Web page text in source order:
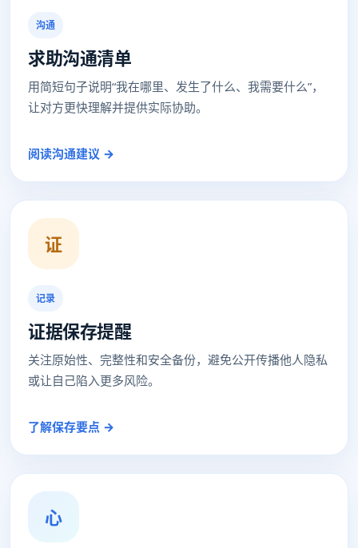
沟通
求助沟通清单
用简短句子说明“我在哪里、发生了什么、我需要什么”，
让对方更快理解并提供实际协助。
阅读沟通建议 →
证
记录
证据保存提醒
关注原始性、完整性和安全备份，避免公开传播他人隐私
或让自己陷入更多风险。
了解保存要点 →
心